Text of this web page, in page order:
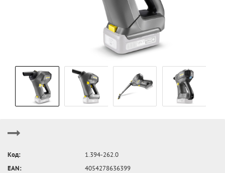
Код:
1.394-262.0
EAN:
4054278636399